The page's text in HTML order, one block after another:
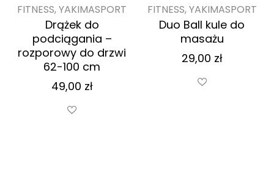
FITNESS, YAKIMASPORT
Drążek do
podciągania –
rozporowy do drzwi
62-100 cm
49,00 zł
FITNESS, YAKIMASPORT
Duo Ball kule do
masażu
29,00 zł